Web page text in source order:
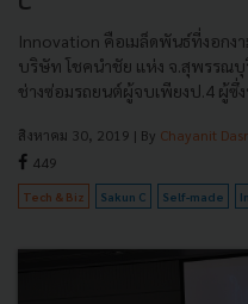
Innovation คือเมล็ดพันธ์ที่งอกง
บริษัท โชคนำชัย แห่ง จ.สุพรรณบุ
ช่างซ่อมรถยนต์ผู้จบเพียงป.4 ผู้ซึ่ง
สิงหาคม 30, 2019 | By Chayanit
449
Tech & Biz Sakun C Self-made